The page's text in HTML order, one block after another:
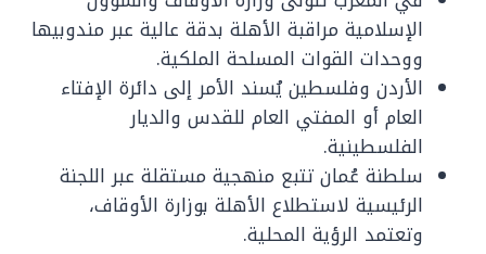
الإسلامية مراقبة الأهلة بدقة عالية عبر مندوبيها
ووحدات القوات المسلحة الملكية.
الأردن وفلسطين يُسند الأمر إلى دائرة الإفتاء
العام أو المفتي العام للقدس والديار
الفلسطينية.
سلطنة عُمان تتبع منهجية مستقلة عبر اللجنة
الرئيسية لاستطلاع الأهلة بوزارة الأوقاف،
وتعتمد الرؤية المحلية.